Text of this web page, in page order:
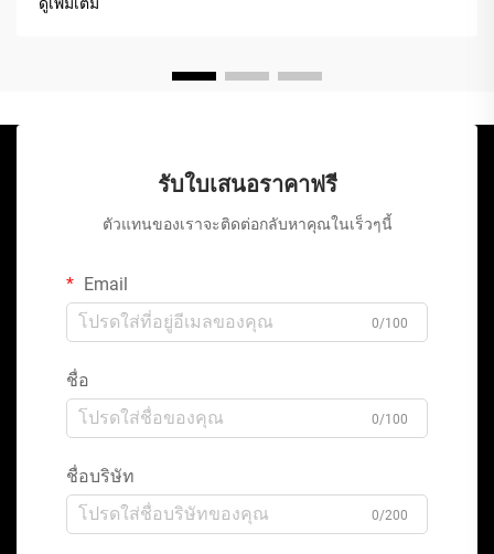
รับใบเสนอราคาฟรี
ตัวแทนของเราจะติดต่อกลับหาคุณในเร็วๆนี้
Email
0/100
ชื่อ
0/100
ชื่อบริษัท
0/200